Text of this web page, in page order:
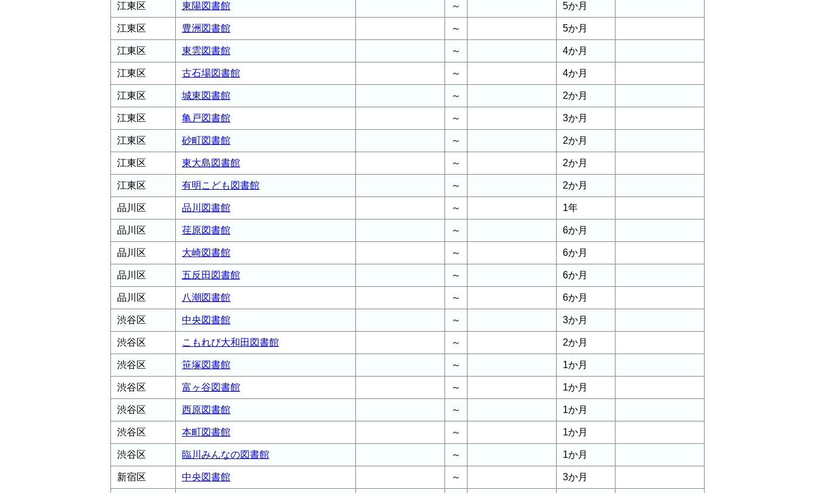
江東区 東陽図書館 ～ 5か月
江東区 豊洲図書館 ～ 5か月
江東区 東雲図書館 ～ 4か月
江東区 古石場図書館 ～ 4か月
江東区 城東図書館 ～ 2か月
江東区 亀戸図書館 ～ 3か月
江東区 砂町図書館 ～ 2か月
江東区 東大島図書館 ～ 2か月
江東区 有明こども図書館 ～ 2か月
品川区 品川図書館 ～ 1年
品川区 荏原図書館 ～ 6か月
品川区 大崎図書館 ～ 6か月
品川区 五反田図書館 ～ 6か月
品川区 八潮図書館 ～ 6か月
渋谷区 中央図書館 ～ 3か月
渋谷区 こもれび大和田図書館 ～ 2か月
渋谷区 笹塚図書館 ～ 1か月
渋谷区 富ヶ谷図書館 ～ 1か月
渋谷区 西原図書館 ～ 1か月
渋谷区 本町図書館 ～ 1か月
渋谷区 臨川みんなの図書館 ～ 1か月
新宿区 中央図書館 ～ 3か月